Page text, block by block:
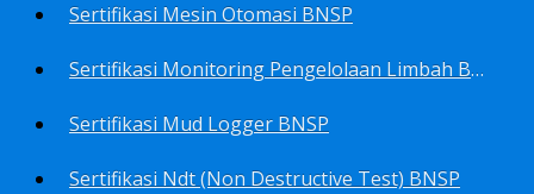
Sertifikasi Mesin Otomasi BNSP
Sertifikasi Monitoring Pengelolaan Limbah B3 BNSP
Sertifikasi Mud Logger BNSP
Sertifikasi Ndt (Non Destructive Test) BNSP